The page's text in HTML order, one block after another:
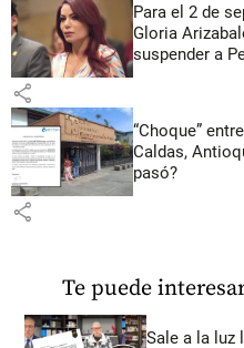
Para el 2 de
Gloria
suspender a
share
“Choque”
Caldas,
pasó?
share
Te puede
Sale a la luz